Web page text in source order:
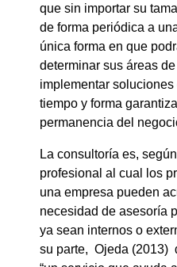
que sin importar su
de forma periódica a
única forma en que
determinar sus áreas
implementar
tiempo y forma
permanencia del
La consultoría es,
profesional al cual los
una empresa pueden
necesidad de asesoría
ya sean internos o
su parte, Ojeda (2013)